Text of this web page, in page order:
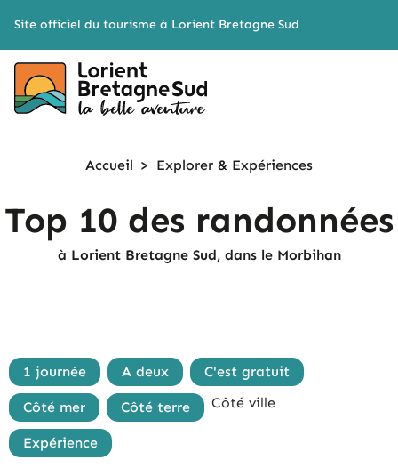
Site officiel du tourisme à Lorient Bretagne Sud
Accueil > Explorer & Expériences
Top 10 des randonnées
à Lorient Bretagne Sud, dans le Morbihan
1 journée A deux C'est gratuit
Côté mer Côté terre Côté ville
Expérience